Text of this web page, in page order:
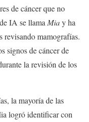
de cáncer que no
IA se llama Miay ha
revisando mamografías.
signos de cáncer de
la revisión de los
la mayoría de las
logró identificar con